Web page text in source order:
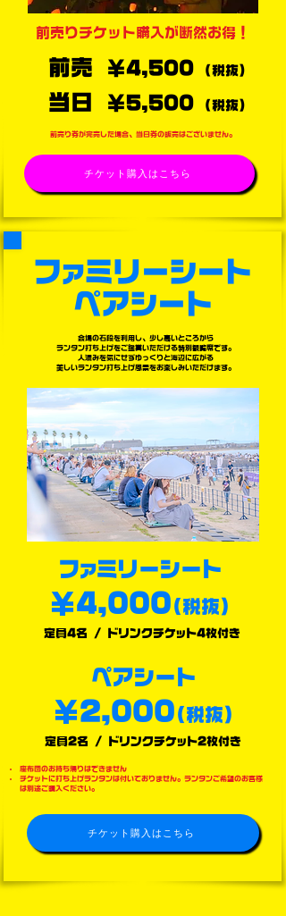
前売りチケット購入が断然お得！
前売 ​￥4,500 （税抜）
​当日 ​￥5,500 （税抜）
前売り券が完売した場合、当日券の販売はございません。
チケット購入はこちら
ファミリーシート
​ペアシート
会場の石段を利用し、少し高いところから
ランタン打ち上げをご鑑賞いただける特別観覧席です。
人混みを気にせずゆっくりと海辺に広がる
美しいランタン打ち上げ風景をお楽しみいただけます。
ファミリーシート
￥4,000（税抜）
定員4名 / ドリンクチケット4枚付き
ペアシート
￥2,000（税抜）
定員2名 / ドリンクチケット2枚付き
座布団のお持ち帰りはできません
チケットに打ち上げランタンは付いておりません。ランタンご希望のお客様
は別途ご購入ください。
チケット購入はこちら